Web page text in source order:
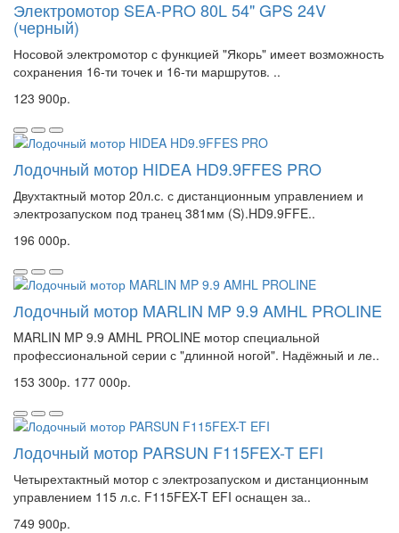
Электромотор SEA-PRO 80L 54" GPS 24V
(черный)
Носовой электромотор с функцией "Якорь" имеет возможность
сохранения 16-ти точек и 16-ти маршрутов. ..
123 900р.
Лодочный мотор HIDEA HD9.9FFES PRO
Двухтактный мотор 20л.с. с дистанционным управлением и
электрозапуском под транец 381мм (S).HD9.9FFE..
196 000р.
Лодочный мотор MARLIN MP 9.9 AMHL PROLINE
MARLIN MP 9.9 AMHL PROLINE мотор специальной
профессиональной серии с "длинной ногой". Надёжный и ле..
153 300р. 177 000р.
Лодочный мотор PARSUN F115FEX-T EFI
Четырехтактный мотор с электрозапуском и дистанционным
управлением 115 л.с. F115FEX-T EFI оснащен за..
749 900р.